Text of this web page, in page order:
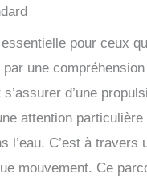
pour ceux
une
d’une
attention
l’eau. C’est à
mouvement. Ce